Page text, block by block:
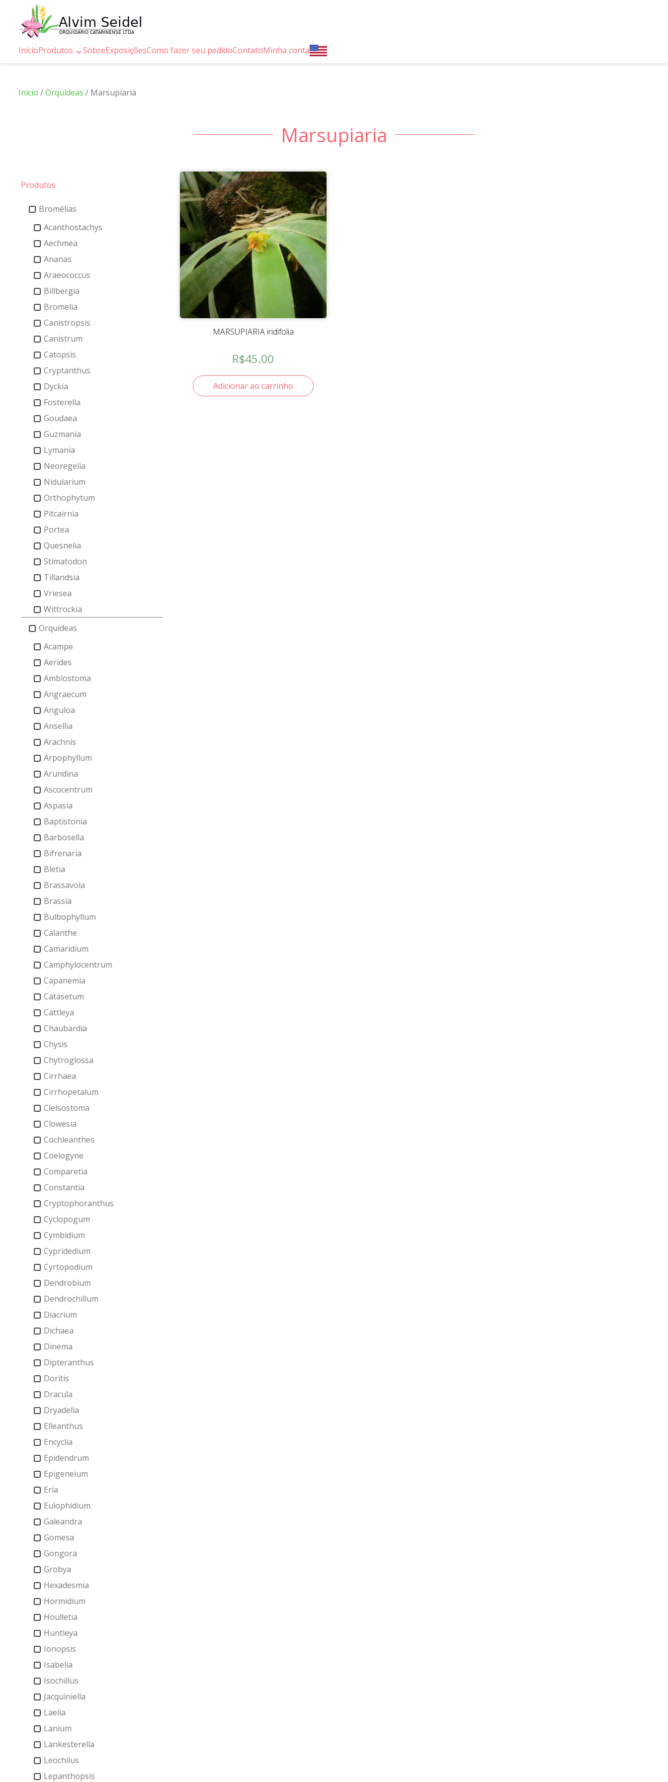
InícioProdutos SobreExposiçõesComo fazer seu pedidoContatoMinha conta
Início /Orquídeas / Marsupiaria
Marsupiaria
MARSUPIARIA iridifolia
R$45.00
Adicionar ao carrinho
Produtos
Bromélias
Acanthostachys
Aechmea
Ananas
Araeococcus
Billbergia
Bromelia
Canistropsis
Canistrum
Catopsis
Cryptanthus
Dyckia
Fosterella
Goudaea
Guzmania
Lymania
Neoregelia
Nidularium
Orthophytum
Pitcairnia
Portea
Quesnelia
Stimatodon
Tillandsia
Vriesea
Wittrockia
Orquídeas
Acampe
Aerides
Amblostoma
Angraecum
Anguloa
Ansellia
Arachnis
Arpophyllum
Arundina
Ascocentrum
Aspasia
Baptistonia
Barbosella
Bifrenaria
Bletia
Brassavola
Brassia
Bulbophyllum
Calanthe
Camaridium
Camphylocentrum
Capanemia
Catasetum
Cattleya
Chaubardia
Chysis
Chytroglossa
Cirrhaea
Cirrhopetalum
Cleisostoma
Clowesia
Cochleanthes
Coelogyne
Comparetia
Constantia
Cryptophoranthus
Cyclopogum
Cymbidium
Cypridedium
Cyrtopodium
Dendrobium
Dendrochillum
Diacrium
Dichaea
Dinema
Dipteranthus
Doritis
Dracula
Dryadella
Elleanthus
Encyclia
Epidendrum
Epigeneium
Eria
Eulophidium
Galeandra
Gomesa
Gongora
Grobya
Hexadesmia
Hormidium
Houlletia
Huntleya
Ionopsis
Isabelia
Isochillus
Jacquiniella
Laelia
Lanium
Lankesterella
Leochilus
Lepanthopsis